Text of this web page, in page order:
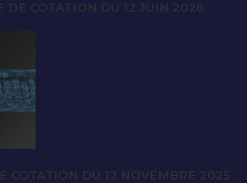
DE COTATION DU 12 JUIN 2026
COTATION DU 12 NOVEMBRE 2025